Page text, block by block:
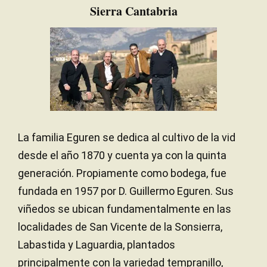
Sierra Cantabria
La familia Eguren se dedica al cultivo de la vid
desde el año 1870 y cuenta ya con la quinta
generación. Propiamente como bodega, fue
fundada en 1957 por D. Guillermo Eguren. Sus
viñedos se ubican fundamentalmente en las
localidades de San Vicente de la Sonsierra,
Labastida y Laguardia, plantados
principalmente con la variedad tempranillo,